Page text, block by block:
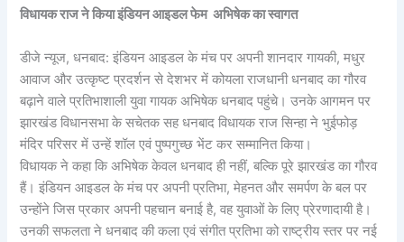
विधायक राज ने किया इंडियन आइडल फेम अभिषेक का स्वागत
डीजे न्यूज, धनबाद: इंडियन आइडल के मंच पर अपनी शानदार गायकी, मधुर
आवाज और उत्कृष्ट प्रदर्शन से देशभर में कोयला राजधानी धनबाद का गौरव
बढ़ाने वाले प्रतिभाशाली युवा गायक अभिषेक धनबाद पहुंचे। उनके आगमन पर
झारखंड विधानसभा के सचेतक सह धनबाद विधायक राज सिन्हा ने भुईफोड़
मंदिर परिसर में उन्हें शॉल एवं पुष्पगुच्छ भेंट कर सम्मानित किया।
विधायक ने कहा कि अभिषेक केवल धनबाद ही नहीं, बल्कि पूरे झारखंड का गौरव
हैं। इंडियन आइडल के मंच पर अपनी प्रतिभा, मेहनत और समर्पण के बल पर
उन्होंने जिस प्रकार अपनी पहचान बनाई है, वह युवाओं के लिए प्रेरणादायी है।
उनकी सफलता ने धनबाद की कला एवं संगीत प्रतिभा को राष्ट्रीय स्तर पर नई